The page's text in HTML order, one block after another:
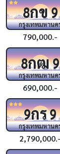
8กข9
กรุงเทพมหานค
790,000.-
8กฒ9
กรุงเทพมหานค
690,000.-
9กร9
กรุงเทพมหานค
2,790,000.-